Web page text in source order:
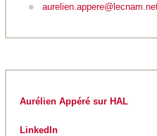
Aurélien Appéré sur HAL
LinkedIn